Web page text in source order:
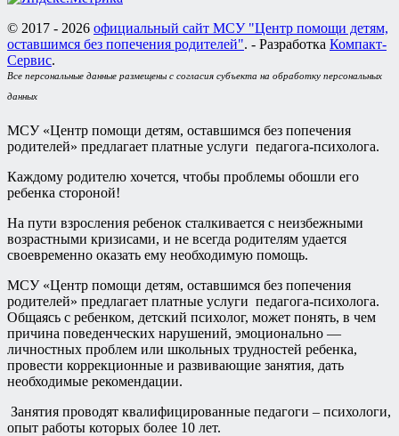
© 2017 - 2026 официальный сайт МСУ "Центр помощи детям,
оставшимся без попечения родителей". - Разработка Компакт-
Сервис.
Все персональные данные размещены с согласия субъекта на обработку персональных
данных
МСУ «Центр помощи детям, оставшимся без попечения
родителей» предлагает платные услуги педагога-психолога.
Каждому родителю хочется, чтобы проблемы обошли его
ребенка стороной!
На пути взросления ребенок сталкивается с неизбежными
возрастными кризисами, и не всегда родителям удается
своевременно оказать ему необходимую помощь.
МСУ «Центр помощи детям, оставшимся без попечения
родителей» предлагает платные услуги педагога-психолога.
Общаясь с ребенком, детский психолог, может понять, в чем
причина поведенческих нарушений, эмоционально —
личностных проблем или школьных трудностей ребенка,
провести коррекционные и развивающие занятия, дать
необходимые рекомендации.
Занятия проводят квалифицированные педагоги – психологи,
опыт работы которых более 10 лет.